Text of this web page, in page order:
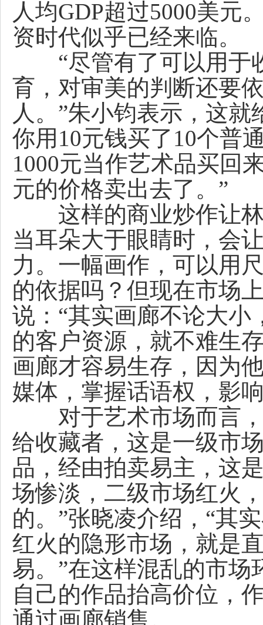
人均GDP超过5000美元
资时代似乎已经来临。
“尽管有了可以用于
育，对审美的判断还要
人。”朱小钧表示，这
你用10元钱买了10个普
1000元当作艺术品买回
元的价格卖出去了。”
这样的商业炒作让林
当耳朵大于眼睛时，会
力。一幅画作，可以用
的依据吗？但现在市场
说：“其实画廊不论大
的客户资源，就不难生
画廊才容易生存，因为
媒体，掌握话语权，影
对于艺术市场而言，
给收藏者，这是一级市
品，经由拍卖易主，这
场惨淡，二级市场红火
的。”张晓凌介绍，“其
红火的隐形市场，就是
易。”在这样混乱的市
自己的作品抬高价位，
通过画廊销售。